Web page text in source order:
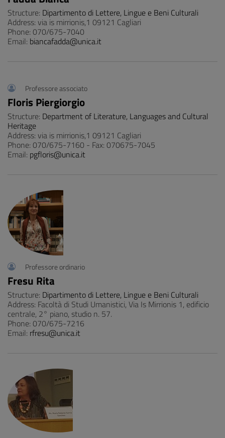
Structure: Dipartimento di Lettere, Lingue e Beni Culturali
Address: via is mirrionis,1 09121 Cagliari
Phone: 070/675-7040
Email: biancafadda@unica.it
Professore associato
Floris Piergiorgio
Structure: Department of Literature, Languages and Cultural
Heritage
Address: via is mirrionis,1 09121 Cagliari
Phone: 070/675-7160 - Fax: 070675-7045
Email: pgfloris@unica.it
Professore ordinario
Fresu Rita
Structure: Dipartimento di Lettere, Lingue e Beni Culturali
Address: Facoltà di Studi Umanistici, Via Is Mirrionis 1, edificio
centrale, 2° piano, studio n. 57.
Phone: 070/675-7216
Email: rfresu@unica.it